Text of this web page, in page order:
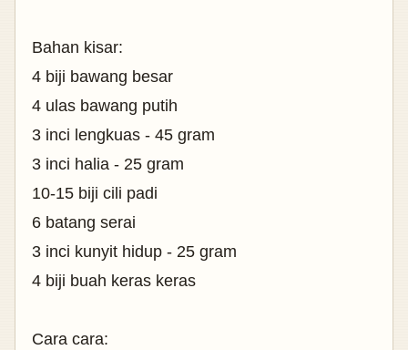
Bahan kisar:
4 biji bawang besar
4 ulas bawang putih
3 inci lengkuas - 45 gram
3 inci halia - 25 gram
10-15 biji cili padi
6 batang serai
3 inci kunyit hidup - 25 gram
4 biji buah keras keras
Cara cara: